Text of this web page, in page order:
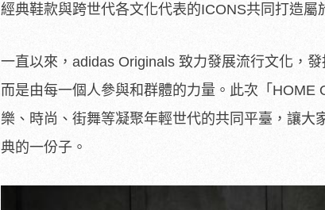
經典鞋款與跨世代各文化代表的ICONS共同打造屬
一直以來，adidas Originals 致力發展流行文化，
而是由每一個人參與和群體的力量。此次「HOME
樂、時尚、 街舞等凝聚年輕世代的共同平臺， 讓大
典的一份子。